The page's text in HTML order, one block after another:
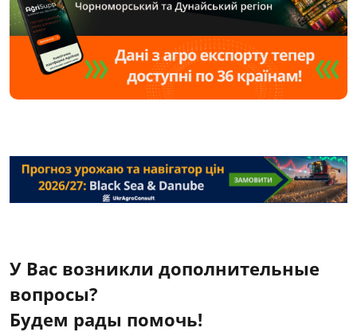
У Вас возникли дополнительные
вопросы?
Будем рады помочь!